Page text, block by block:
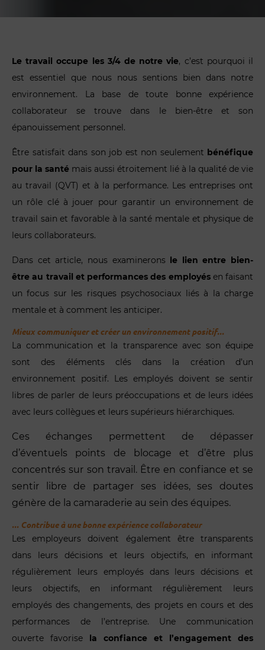
Le travail occupe les 3/4 de notre vie, c’est pourquoi il
est essentiel que nous nous sentions bien dans notre
environnement. La base de toute bonne expérience
collaborateur se trouve dans le bien-être et son
épanouissement personnel.
Être satisfait dans son job est non seulement bénéfique
pour la santé mais aussi étroitement lié à la qualité de vie
au travail (QVT) et à la performance. Les entreprises ont
un rôle clé à jouer pour garantir un environnement de
travail sain et favorable à la santé mentale et physique de
leurs collaborateurs.
Dans cet article, nous examinerons le lien entre bien-
être au travail et performances des employésen faisant
un focus sur les risques psychosociaux liés à la charge
mentale et à comment les anticiper.
Mieux communiquer et créer un environnement positif...
La communication et la transparence avec son équipe
sont des éléments clés dans la création d’un
environnement positif. Les employés doivent se sentir
libres de parler de leurs préoccupations et de leurs idées
avec leurs collègues et leurs supérieurs hiérarchiques.
Ces échanges permettent de dépasser
d’éventuels points de blocage et d’être plus
concentrés sur son travail. Être en confiance et se
sentir libre de partager ses idées, ses doutes
génère de la camaraderie au sein des équipes.
... Contribue à une bonne expérience collaborateur
Les employeurs doivent également être transparents
dans leurs décisions et leurs objectifs, en informant
régulièrement leurs employés dans leurs décisions et
leurs objectifs, en informant régulièrement leurs
employés des changements, des projets en cours et des
performances de l’entreprise. Une communication
ouverte favorise la confiance et l’engagement des